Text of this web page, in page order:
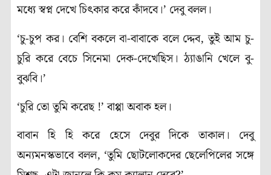
মধ্যে স্বপ্ন দেখে চিৎকার করে কাঁদবে।’ দেবু বলল।
‘চু-চুপ কর। বেশি বকলে বা-বাবাকে বলে দ্দেব, তুই আম চু-
চুরি করে বেচে সিনেমা দেক-দেখেছিস। ঠ্যাঙানি খেলে বু-
বুঝবি।’
‘চুরি তো তুমি করেছ !’ বাপ্পা অবাক হল।
বাবান হি হি করে হেসে দেবুর দিকে তাকাল। দেবু
অন্যমনস্কভাবে বলল, ‘তুমি ছোটলোকদের ছেলেপিলের সঙ্গে